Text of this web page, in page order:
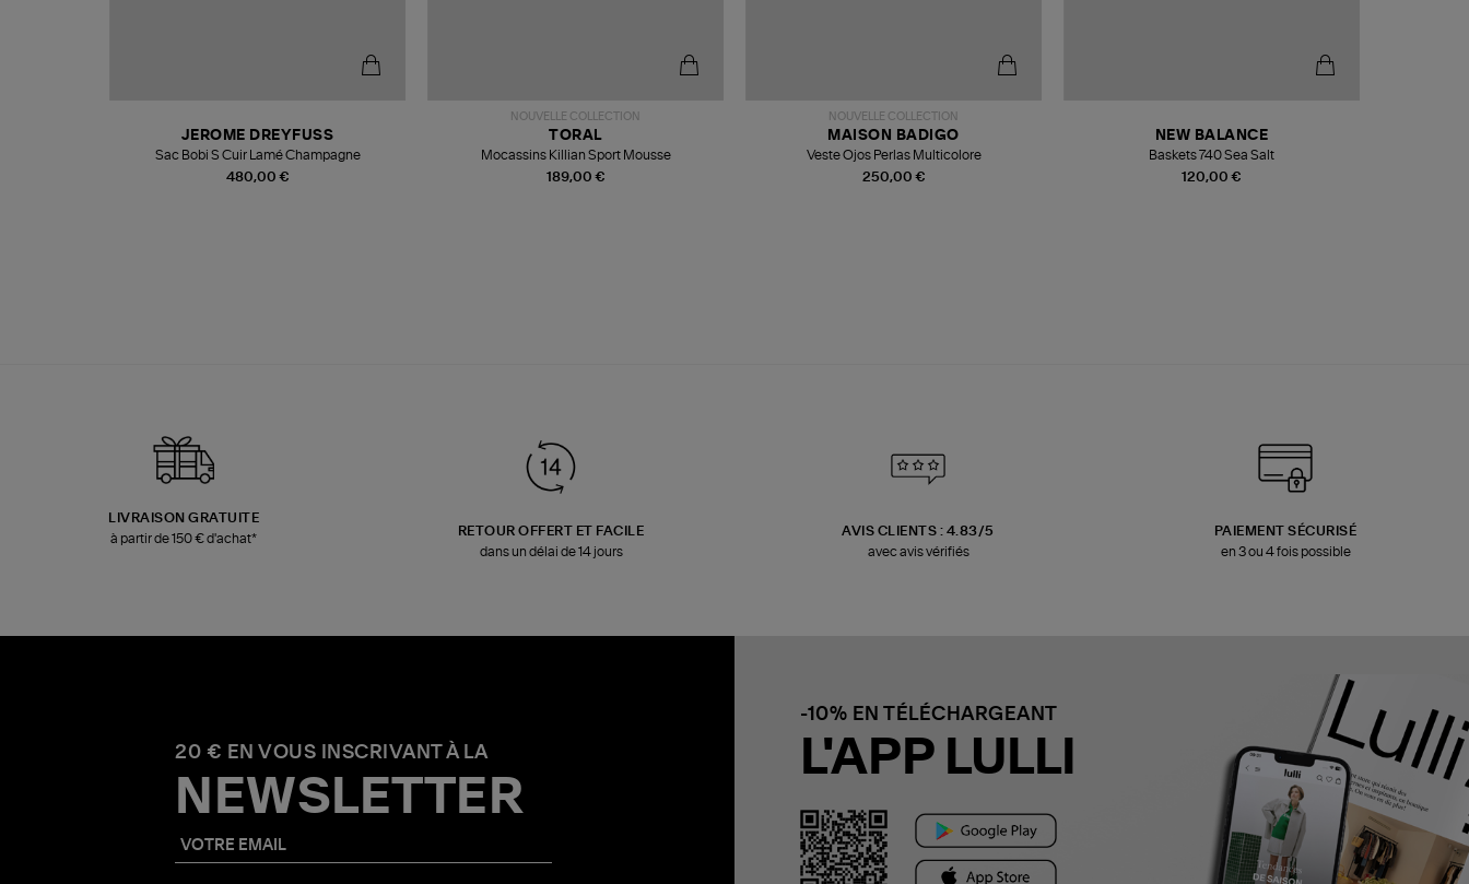
480,00 €
JEROME DREYFUSS
Sac Bobi S Cuir Lamé Champagne
NOUVELLE COLLECTION
189,00 €
TORAL
Mocassins Killian Sport Mousse
NOUVELLE COLLECTION
250,00 €
MAISON BADIGO
Veste Ojos Perlas Multicolore
120,00 €
NEW BALANCE
Baskets 740 Sea Salt
LIVRAISON GRATUITE
à partir de 150 € d'achat*
RETOUR OFFERT ET FACILE
dans un délai de 14 jours
AVIS CLIENTS : 4.83/5
avec avis vérifiés
PAIEMENT SÉCURISÉ
en 3 ou 4 fois possible
20 € EN VOUS INSCRIVANT À LA
NEWSLETTER
-10% EN TÉLÉCHARGEANT
L'APP LULLI